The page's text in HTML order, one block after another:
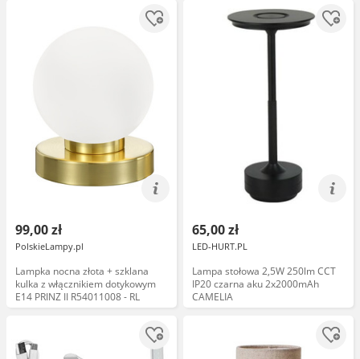
99,00 zł
PolskieLampy.pl
Lampka nocna złota + szklana
kulka z włącznikiem dotykowym
E14 PRINZ II R54011008 - RL
65,00 zł
LED-HURT.PL
Lampa stołowa 2,5W 250lm CCT
IP20 czarna aku 2x2000mAh
CAMELIA